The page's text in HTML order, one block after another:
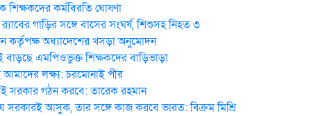
শিক্ষকদের কর্মবিরতি ঘোষণা
গাড়ির সঙ্গে বাসের সংঘর্ষ, শিশুসহ নিহত ৩
কর্তৃপক্ষ অধ্যাদেশের খসড়া অনুমোদন
বাড়ছে এমপিওভুক্ত শিক্ষকদের বাড়িভাড়া
লক্ষ্য: চরমোনাই পীর
সরকার গঠন করবে: তা‌রেক রহমান
সরকারই আসুক, তার সঙ্গে কাজ করবে ভারত: বিক্রম মিশ্রি